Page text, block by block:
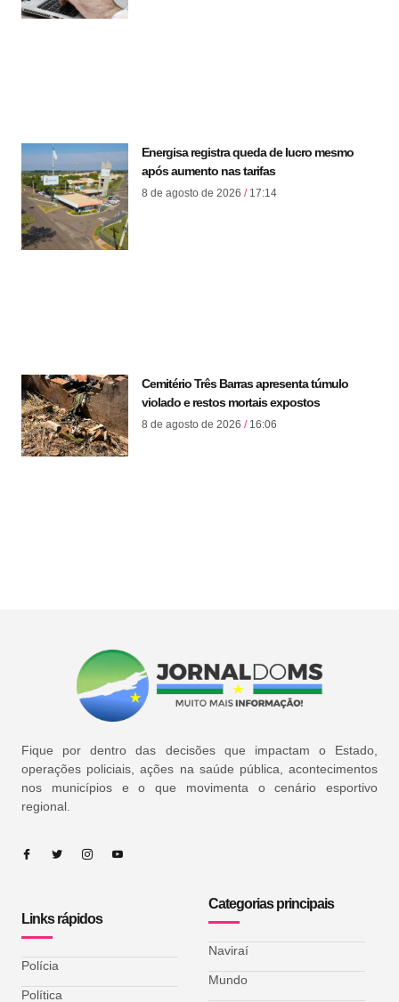
Energisa registra queda de lucro mesmo
após aumento nas tarifas
8 de agosto de 2026 17:14
Cemitério Três Barras apresenta túmulo
violado e restos mortais expostos
8 de agosto de 2026 16:06
Fique por dentro das decisões que impactam o Estado,
operações policiais, ações na saúde pública, acontecimentos
nos municípios e o que movimenta o cenário esportivo
regional.
Links rápidos
Polícia
Política
Categorias principais
Naviraí
Mundo